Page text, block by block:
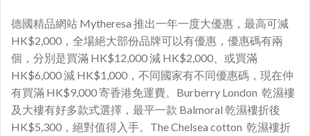
德國精品網站 Mytheresa 推出一年一度大優惠，最高可減
HK$2,000，全場絕大部份品牌可以有優惠，優惠碼有兩
個，分別是買滿 HK$12,000 減 HK$2,000、或買滿
HK$6,000 減 HK$1,000，不同國家有不同優惠碼，現在仲
有買滿 HK$9,000 寄香港免運費。Burberry London 乾濕褸
及大褸有好多款式選擇，最平一款 Balmoral 乾濕褸折後
HK$5,300，絕對值得入手。The Chelsea cotton 乾濕褸折